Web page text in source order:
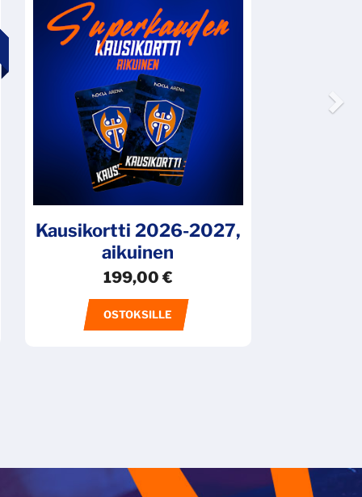
Kausikortti 2026-2027,
aikuinen
199,00 €
OSTOKSILLE